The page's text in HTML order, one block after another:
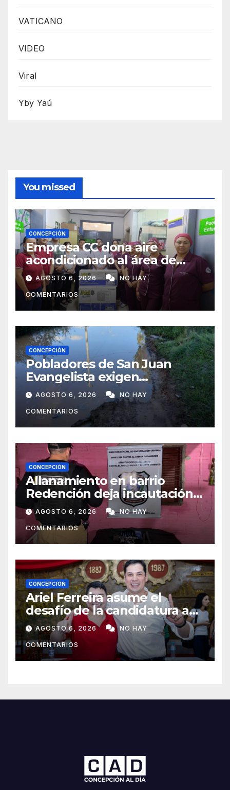
VATICANO
VIDEO
Viral
Yby Yaú
You missed
CONCEPCIÓN
Empresa CC dona aire
acondicionado al área de
maternidad del IPS de
Concepción
AGOSTO 6, 2026 NO HAY
COMENTARIOS
CONCEPCIÓN
Pobladores de San Juan
Evangelista exigen
reparación urgente de
caminos vecinales
AGOSTO 6, 2026 NO HAY
COMENTARIOS
CONCEPCIÓN
Allanamiento en barrio
Redención deja incautación
de presunta cocaína tipo
crack en Concepción
AGOSTO 6, 2026 NO HAY
COMENTARIOS
CONCEPCIÓN
Ariel Ferreira asume el
desafío de la candidatura a
concejal tras la renuncia de
Lourdes Carduz
AGOSTO 6, 2026 NO HAY
COMENTARIOS